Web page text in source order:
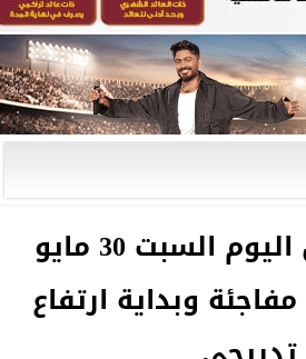
حالة الطقس اليوم السبت 30 مايو
مفاجئة وبداية ارتفاع